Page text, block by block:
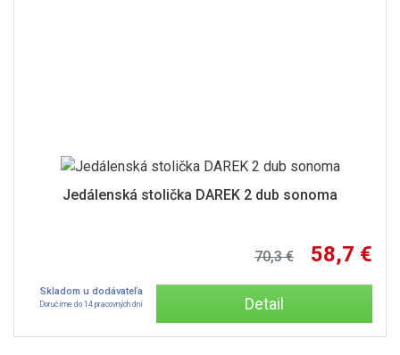
Jedálenská stolička DAREK 2 dub sonoma
70,3 € 58,7 €
Skladom u dodávateľa
Doručíme do 14 pracovných dní Detail